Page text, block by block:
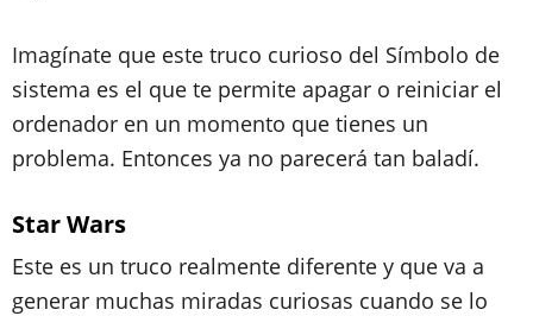
Imagínate que este truco curioso del Símbolo de
sistema es el que te permite apagar o reiniciar el
ordenador en un momento que tienes un
problema. Entonces ya no parecerá tan baladí.
Star Wars
Este es un truco realmente diferente y que va a
generar muchas miradas curiosas cuando se lo